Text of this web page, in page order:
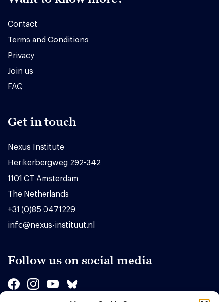
Contact
Terms and Conditions
Privacy
Join us
FAQ
Get in touch
Nexus Institute
Herikerbergweg 292-342
1101 CT Amsterdam
The Netherlands
+31 (0)85 0471229
info@nexus-instituut.nl
Follow us on social media